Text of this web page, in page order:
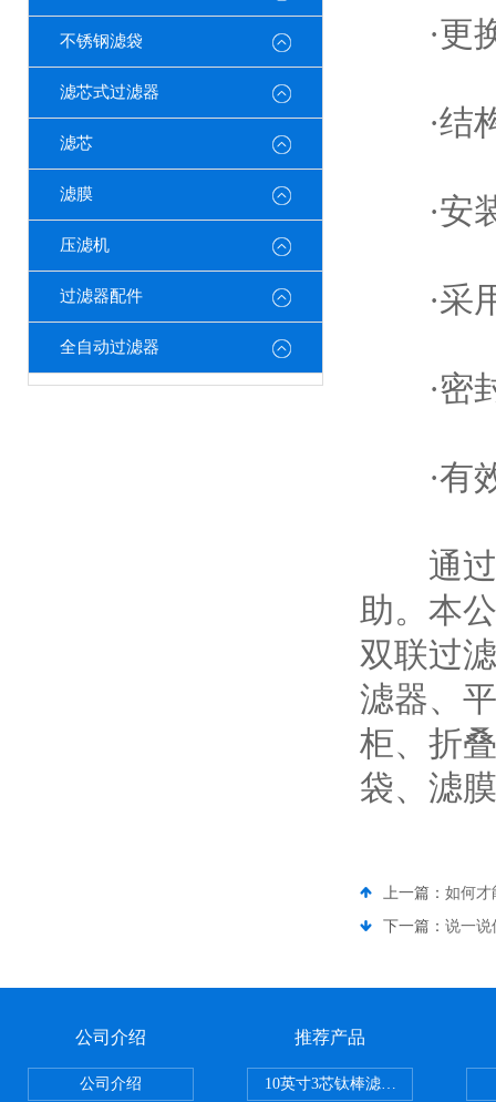
不锈钢滤袋
滤芯式过滤器
滤芯
滤膜
压滤机
过滤器配件
全自动过滤器
·更换
·结构
·安装
·采用
·密封
·有效
通过
助。本
双联过
滤器、
柜、折
袋、滤
上一篇： 如何才
下一篇： 说一说
公司介绍
公司介绍
推荐产品
10英寸3芯钛棒滤芯过滤器